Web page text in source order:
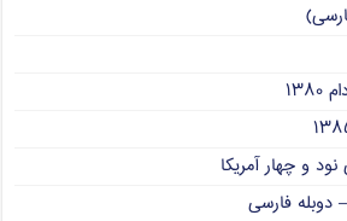
و چهار آمریکا
فارسی